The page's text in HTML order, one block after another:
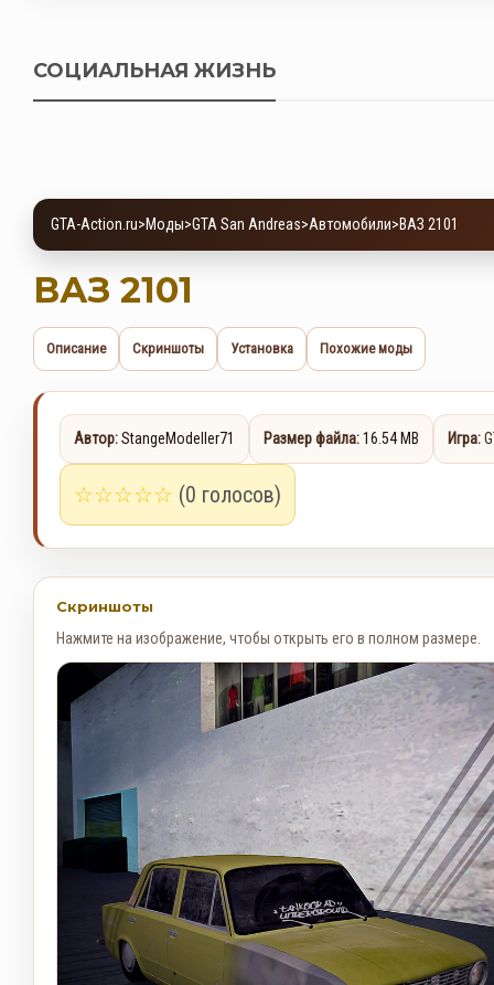
СОЦИАЛЬНАЯ ЖИЗНЬ
GTA-Action.ru>Моды>GTA San Andreas>Автомобили>ВАЗ 2101
ВАЗ 2101
Описание Скриншоты Установка Похожие моды
Автор:StangeModeller71 Размер файла:16.54 MB Игра:
☆☆☆☆☆ (0 голосов)
Скриншоты
Нажмите на изображение, чтобы открыть его в полном размере.